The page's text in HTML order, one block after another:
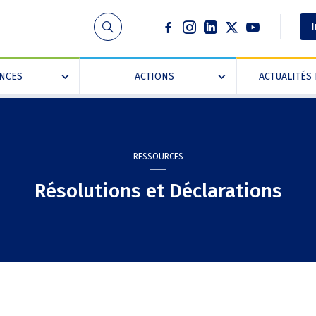
Social
» ACTIONS »
ACTUALITÉS
RESSOURCES
Résolutions et Déclarations